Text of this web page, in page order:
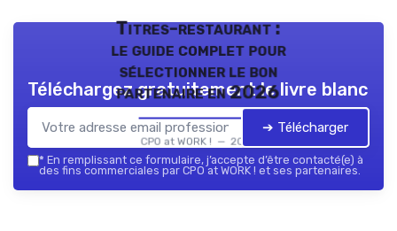
Titres-restaurant :
le guide complet pour
sélectionner le bon
partenaire en 2026
CPO at WORK ! — 2026
Téléchargez gratuitement le livre blanc
➔ Télécharger
* En remplissant ce formulaire, j’accepte d’être contacté(e) à
des fins commerciales par CPO at WORK ! et ses partenaires.